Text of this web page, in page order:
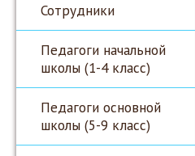
Сотрудники
Педагоги начальной
школы (1-4 класс)
Педагоги основной
школы (5-9 класс)